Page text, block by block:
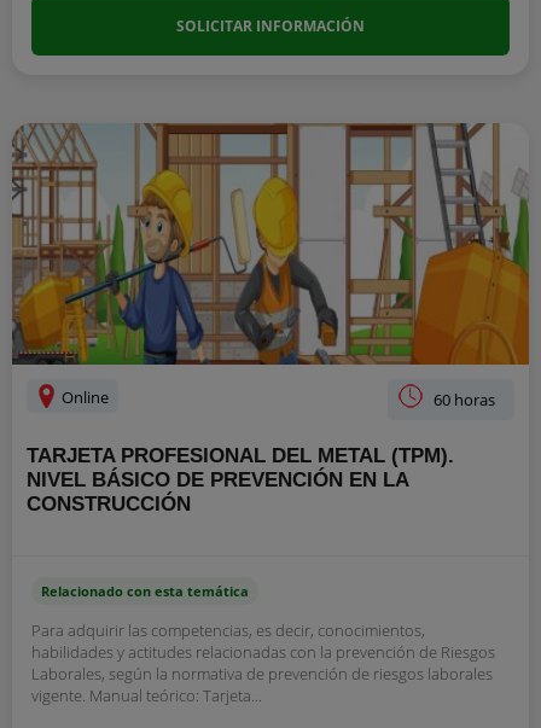
SOLICITAR INFORMACIÓN
Online 60 horas
TARJETA PROFESIONAL DEL METAL (TPM).
NIVEL BÁSICO DE PREVENCIÓN EN LA
CONSTRUCCIÓN
Relacionado con esta temática
Para adquirir las competencias, es decir, conocimientos,
habilidades y actitudes relacionadas con la prevención de Riesgos
Laborales, según la normativa de prevención de riesgos laborales
vigente. Manual teórico: Tarjeta...